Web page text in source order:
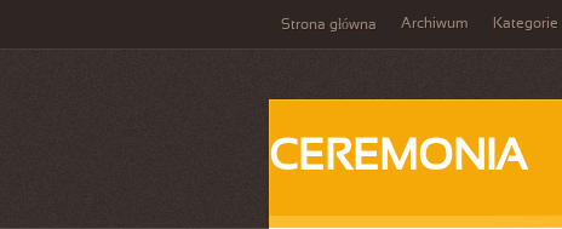
Strona główna Archiwum Kategorie
CEREMONIA